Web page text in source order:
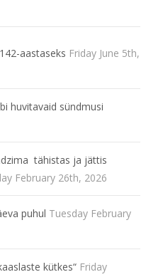
aastaseks Friday June 5th,
huvitavaid sündmusi
tähistas ja jättis
February 26th, 2026
puhul Tuesday February
kütkes“ Friday